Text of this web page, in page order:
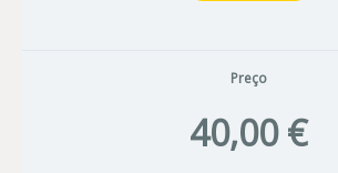
Preço
40,00 €